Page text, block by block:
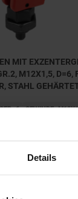
Details
MIT
M12X1,5, D=6,
STAHL
GRIFFLÄNGE=41,7
CA. N=14